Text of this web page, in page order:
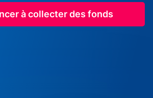
à collecter des fonds